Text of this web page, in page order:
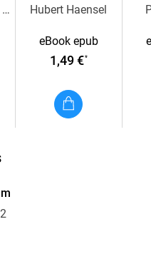
Peter Griese, H. G. Ewers
Aytakur
Hubert Haensel
eBook epub
1,49 €*